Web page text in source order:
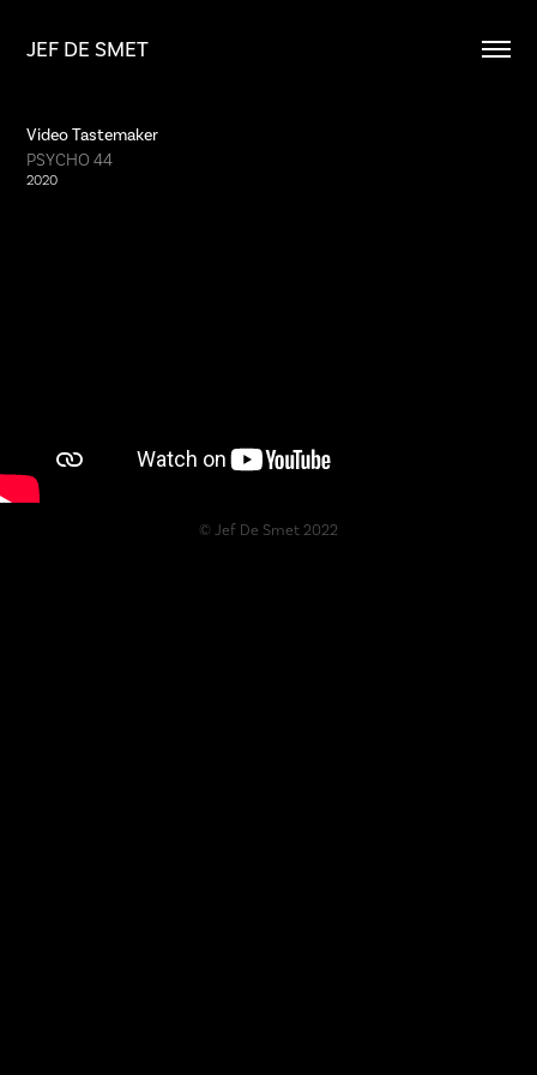
JEF DE SMET
Video Tastemaker
PSYCHO 44
2020
© Jef De Smet 2022